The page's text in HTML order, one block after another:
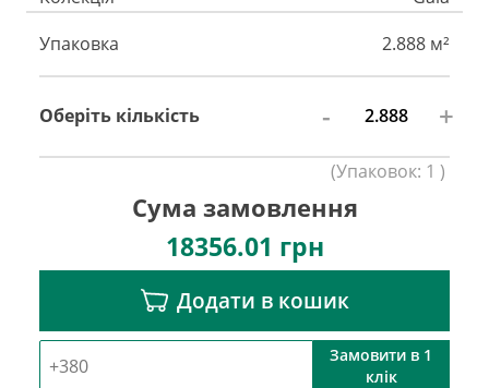
Упаковка
2.888 м²
Оберіть кількість - +
(Упаковок: 1 )
Сума замовлення
18356.01 грн
Додати в кошик
Замовити в 1
клік